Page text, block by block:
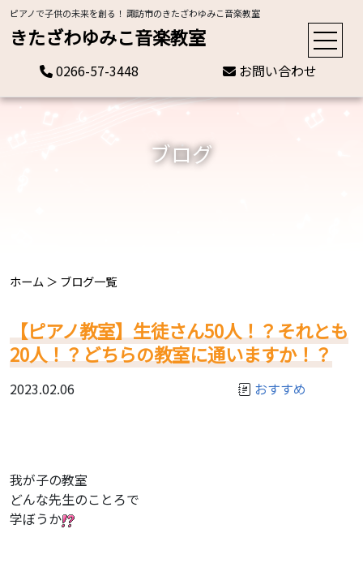
ピアノで子供の未来を創る！ 諏訪市のきたざわゆみこ音楽教室
きたざわゆみこ音楽教室
0266-57-3448 お問い合わせ
ブログ
ホーム ＞ ブログ一覧
【ピアノ教室】生徒さん50人！？それとも
20人！？どちらの教室に通いますか！？
2023.02.06 おすすめ
我が子の教室
どんな先生のことろで
学ぼうか